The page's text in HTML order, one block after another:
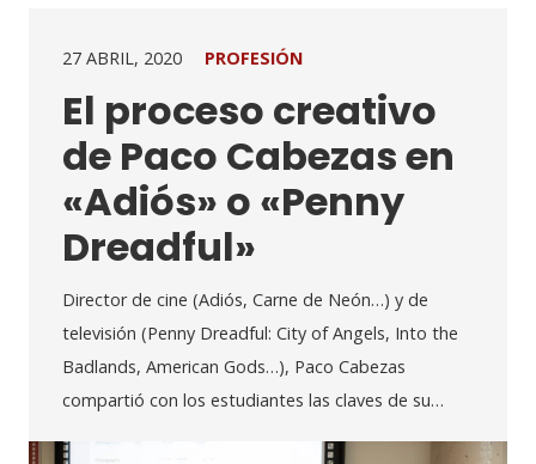
27 ABRIL, 2020 PROFESIÓN
El proceso creativo
de Paco Cabezas en
«Adiós» o «Penny
Dreadful»
Director de cine (Adiós, Carne de Neón…) y de
televisión (Penny Dreadful: City of Angels, Into the
Badlands, American Gods…), Paco Cabezas
compartió con los estudiantes las claves de su…